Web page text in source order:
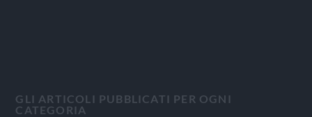
GLI ARTICOLI PUBBLICATI PER OGNI
CATEGORIA